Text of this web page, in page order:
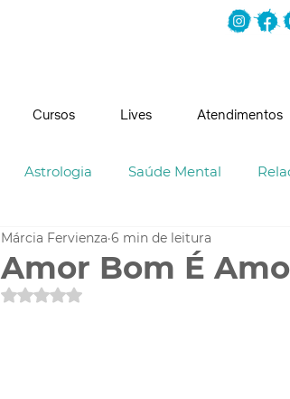
Cursos Lives Atendimentos
Astrologia Saúde Mental
Amor Bom É
Márcia Fervienza 6 min de leitura
Avaliado com NaN de 5 estrelas.